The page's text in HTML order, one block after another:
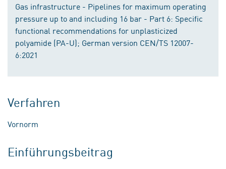
Gas infrastructure - Pipelines for maximum operating
pressure up to and including 16 bar - Part 6: Specific
functional recommendations for unplasticized
polyamide (PA-U); German version CEN/TS 12007-
6:2021
Verfahren
Vornorm
Einführungsbeitrag